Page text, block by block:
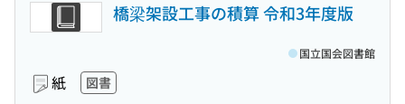
橋梁架設工事の積算 令和3年度版
紙 図書
国立国会図書館